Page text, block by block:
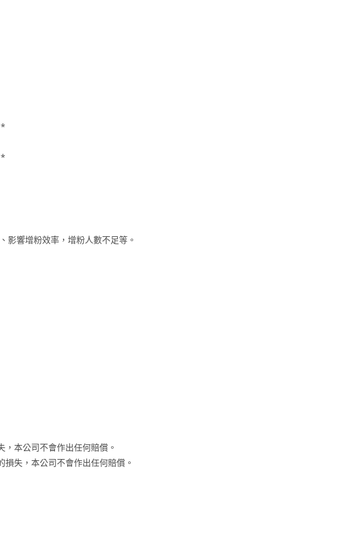
影響增粉效率，增粉人數不足等。
本公司不會作出任何賠償。
失，本公司不會作出任何賠償。